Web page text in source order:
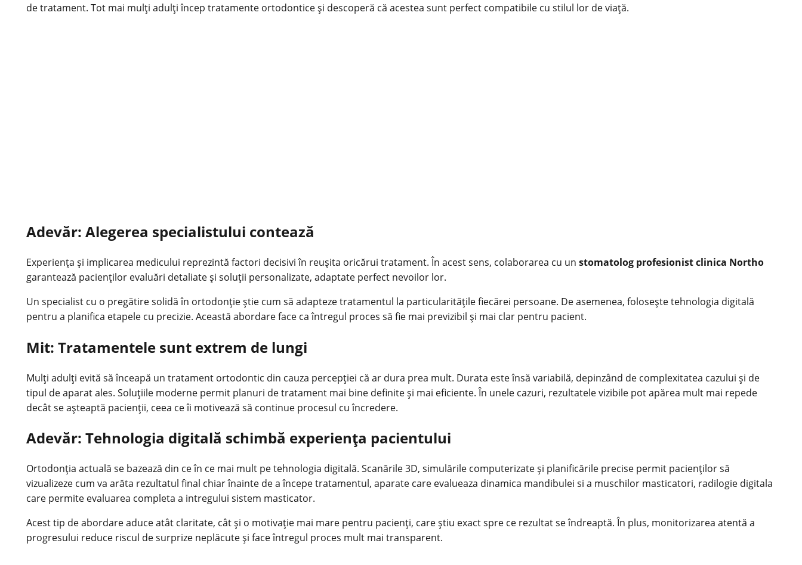
de tratament. Tot mai mulți adulți încep tratamente ortodontice și descoperă că acestea sunt perfect compatibile cu stilul lor de viață.
Adevăr: Alegerea specialistului contează
Experiența și implicarea medicului reprezintă factori decisivi în reușita oricărui tratament. În acest sens, colaborarea cu un stomatolog profesionist clinica Northo
garantează pacienților evaluări detaliate și soluții personalizate, adaptate perfect nevoilor lor.
Un specialist cu o pregătire solidă în ortodonție știe cum să adapteze tratamentul la particularitățile fiecărei persoane. De asemenea, folosește tehnologia digitală
pentru a planifica etapele cu precizie. Această abordare face ca întregul proces să fie mai previzibil și mai clar pentru pacient.
Mit: Tratamentele sunt extrem de lungi
Mulți adulți evită să înceapă un tratament ortodontic din cauza percepției că ar dura prea mult. Durata este însă variabilă, depinzând de complexitatea cazului și de
tipul de aparat ales. Soluțiile moderne permit planuri de tratament mai bine definite și mai eficiente. În unele cazuri, rezultatele vizibile pot apărea mult mai repede
decât se așteaptă pacienții, ceea ce îi motivează să continue procesul cu încredere.
Adevăr: Tehnologia digitală schimbă experiența pacientului
Ortodonția actuală se bazează din ce în ce mai mult pe tehnologia digitală. Scanările 3D, simulările computerizate și planificările precise permit pacienților să
vizualizeze cum va arăta rezultatul final chiar înainte de a începe tratamentul, aparate care evalueaza dinamica mandibulei si a muschilor masticatori, radilogie digitala
care permite evaluarea completa a intregului sistem masticator.
Acest tip de abordare aduce atât claritate, cât și o motivație mai mare pentru pacienți, care știu exact spre ce rezultat se îndreaptă. În plus, monitorizarea atentă a
progresului reduce riscul de surprize neplăcute și face întregul proces mult mai transparent.